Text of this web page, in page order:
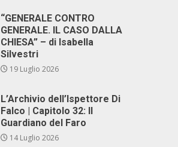
“GENERALE CONTRO
GENERALE. IL CASO DALLA
CHIESA” – di Isabella
Silvestri
19 Luglio 2026
L’Archivio dell’Ispettore Di
Falco | Capitolo 32: Il
Guardiano del Faro
14 Luglio 2026